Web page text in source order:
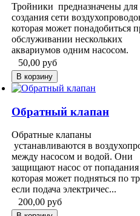
Тройники предназначены для
создания сети
которая может понадобиться
обслуживании нескольких
аквариумов одним насосом.
50,00 руб
Обратный клапан
Обратные клапаны
устанавливаются в
между насосом и водой. Они
защищают насос от
которая может подняться по
если подача электричес...
200,00 руб